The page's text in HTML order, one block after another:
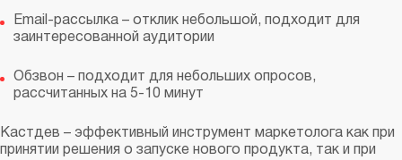
Email-рассылка – отклик небольшой, подходит для
заинтересованной аудитории
Обзвон – подходит для небольших опросов,
рассчитанных на 5-10 минут
Кастдев – эффективный инструмент маркетолога как при
принятии решения о запуске нового продукта, так и при